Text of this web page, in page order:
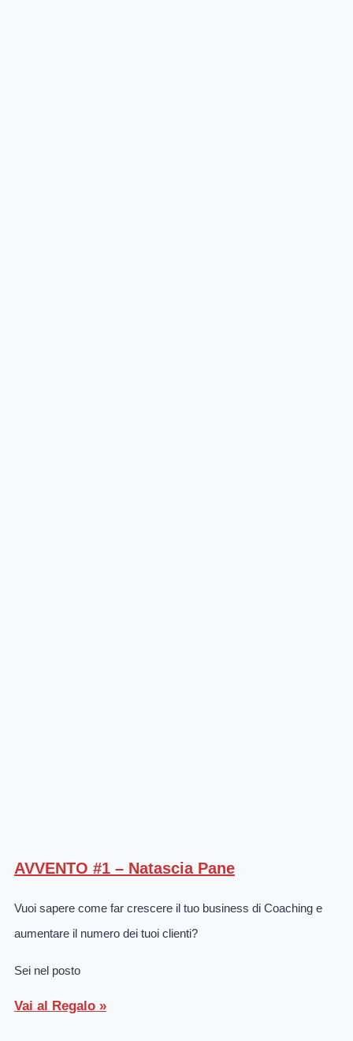
AVVENTO #1 – Natascia Pane
Vuoi sapere come far crescere il tuo business di Coaching e
aumentare il numero dei tuoi clienti?
Sei nel posto
Vai al Regalo »